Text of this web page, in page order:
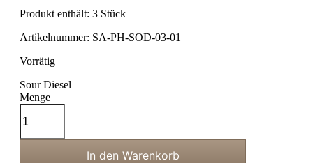
Produkt enthält: 3 Stück
Artikelnummer: SA-PH-SOD-03-01
Vorrätig
Sour Diesel
Menge
In den Warenkorb